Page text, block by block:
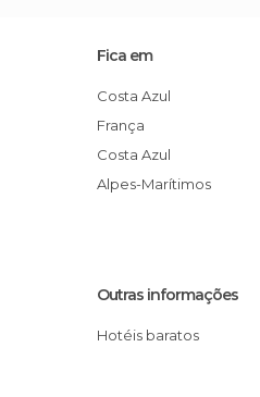
Fica em
Costa Azul
França
Costa Azul
Alpes-Marítimos
Outras informações
Hotéis baratos